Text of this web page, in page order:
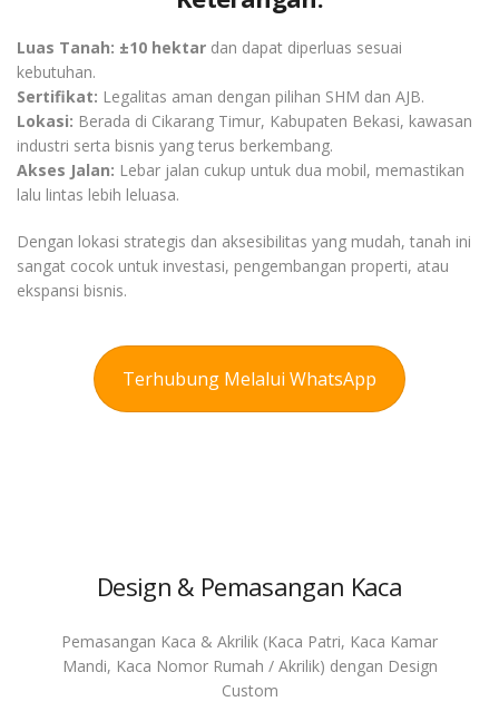
Luas Tanah: ±10 hektar dan dapat diperluas sesuai
kebutuhan.
Sertifikat: Legalitas aman dengan pilihan SHM dan AJB.
Lokasi: Berada di Cikarang Timur, Kabupaten Bekasi, kawasan
industri serta bisnis yang terus berkembang.
Akses Jalan: Lebar jalan cukup untuk dua mobil, memastikan
lalu lintas lebih leluasa.
Dengan lokasi strategis dan aksesibilitas yang mudah, tanah ini
sangat cocok untuk investasi, pengembangan properti, atau
ekspansi bisnis.
Terhubung Melalui WhatsApp
Design & Pemasangan Kaca
Pemasangan Kaca & Akrilik (Kaca Patri, Kaca Kamar
Mandi, Kaca Nomor Rumah / Akrilik) dengan Design
Custom